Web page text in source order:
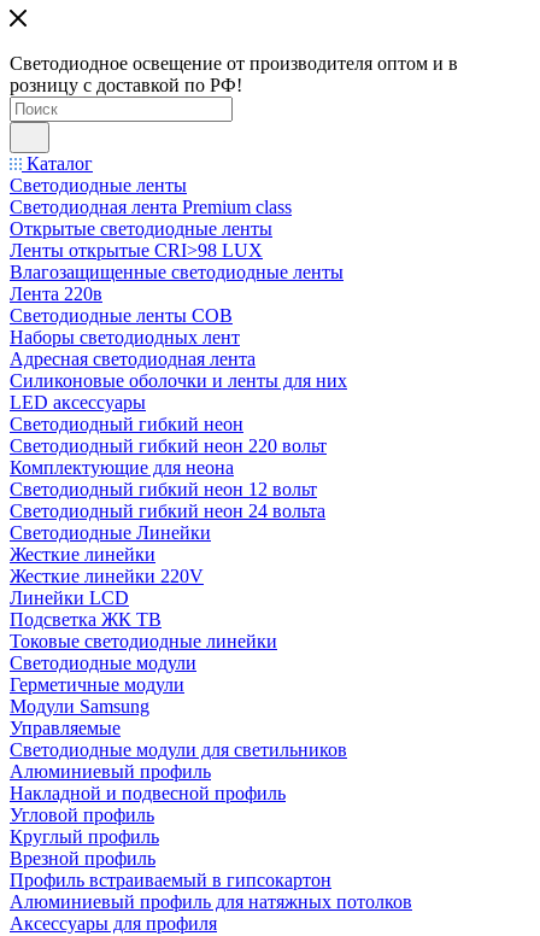
Светодиодное освещение от производителя оптом и в
розницу с доставкой по РФ!
Каталог
Светодиодные ленты
Светодиодная лента Premium class
Открытые светодиодные ленты
Ленты открытые CRI>98 LUX
Влагозащищенные светодиодные ленты
Лента 220в
Светодиодные ленты COB
Наборы светодиодных лент
Адресная светодиодная лента
Силиконовые оболочки и ленты для них
LED аксессуары
Светодиодный гибкий неон
Светодиодный гибкий неон 220 вольт
Комплектующие для неона
Светодиодный гибкий неон 12 вольт
Светодиодный гибкий неон 24 вольта
Светодиодные Линейки
Жесткие линейки
Жесткие линейки 220V
Линейки LCD
Подсветка ЖК ТВ
Токовые светодиодные линейки
Светодиодные модули
Герметичные модули
Модули Samsung
Управляемые
Светодиодные модули для светильников
Алюминиевый профиль
Накладной и подвесной профиль
Угловой профиль
Круглый профиль
Врезной профиль
Профиль встраиваемый в гипсокартон
Алюминиевый профиль для натяжных потолков
Аксессуары для профиля